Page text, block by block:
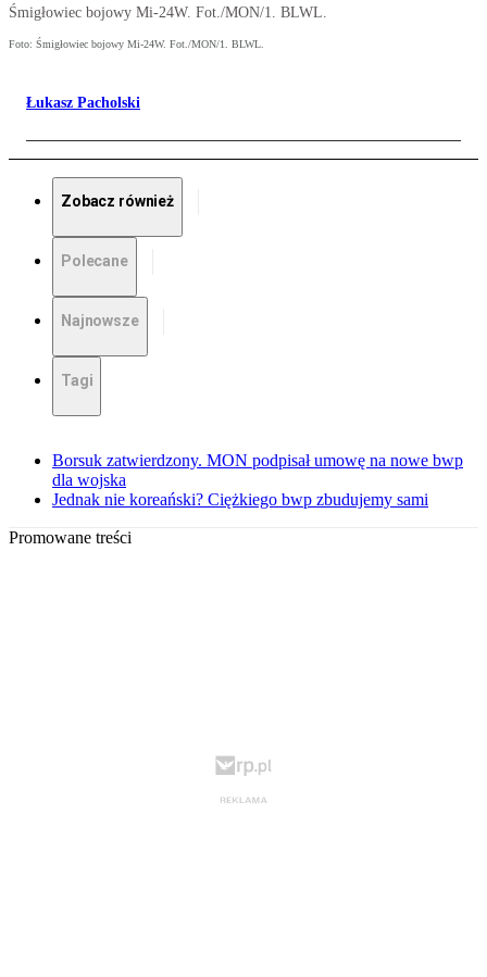
Śmigłowiec bojowy Mi-24W. Fot./MON/1. BLWL.
Foto: Śmigłowiec bojowy Mi-24W. Fot./MON/1. BLWL.
Łukasz Pacholski
Zobacz również
Polecane
Najnowsze
Tagi
Borsuk zatwierdzony. MON podpisał umowę na nowe bwp
dla wojska
Jednak nie koreański? Ciężkiego bwp zbudujemy sami
Promowane treści